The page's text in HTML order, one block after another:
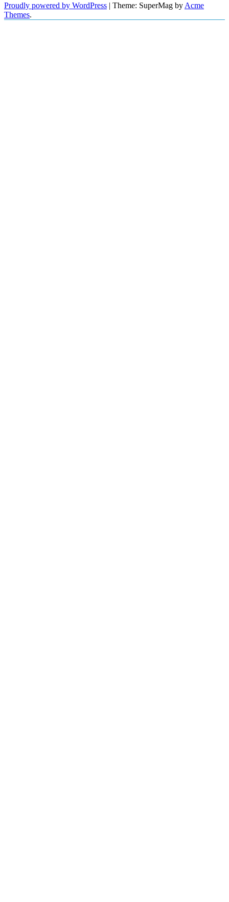
Proudly powered by WordPress | Theme: SuperMag by Acme
Themes.